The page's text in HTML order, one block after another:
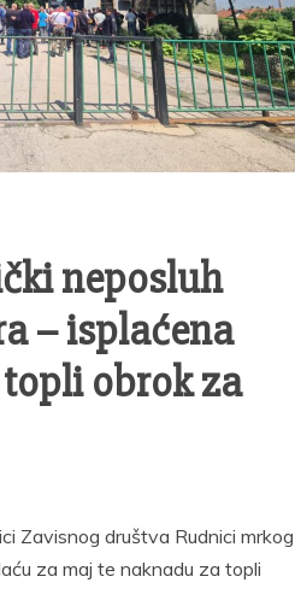
neposluh
– isplaćena
obrok za
Zavisnog društva Rudnici mrkog
za maj te naknadu za topli